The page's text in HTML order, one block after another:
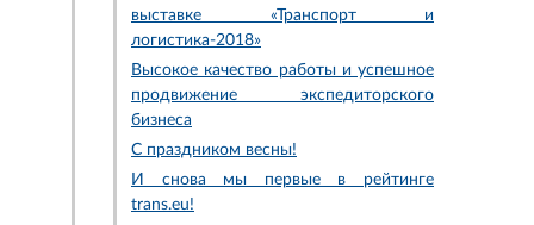
выставке «Транспорт и
логистика-2018»
Высокое качество работы и успешное
продвижение экспедиторского
бизнеса
С праздником весны!
И снова мы первые в рейтинге
trans.eu!